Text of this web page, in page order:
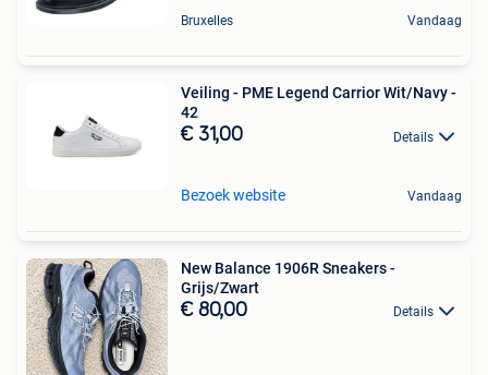
Bruxelles Vandaag
Veiling - PME Legend Carrior Wit/Navy -
42
€ 31,00 Details
Bezoek website Vandaag
New Balance 1906R Sneakers -
Grijs/Zwart
€ 80,00 Details